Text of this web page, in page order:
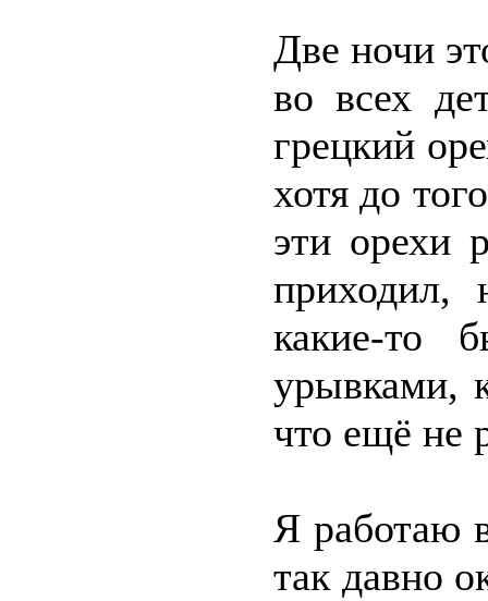
Две ночи
во всех
грецкий
хотя до
эти орехи
какие-то
урывками,
что ещё не
Я работаю
так давно